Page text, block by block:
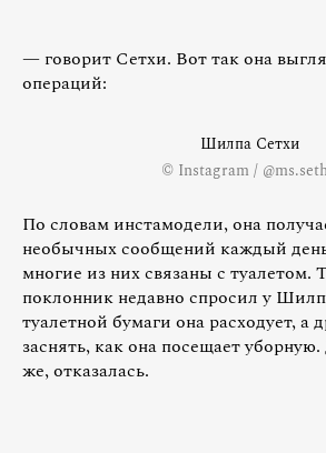
— говорит Сетхи. Вот так она
операций:
Шилпа Сетхи
© Instagram /
По словам инстамодели, она
необычных сообщений каждый
многие из них связаны с туалетом.
поклонник недавно спросил у
туалетной бумаги она расходует, а
заснять, как она посещает
же, отказалась.